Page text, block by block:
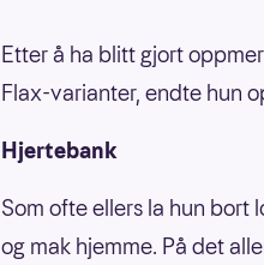
Etter å ha blitt gjort
Flax-varianter, endte hun
Hjertebank
Som ofte ellers la hun bort
og mak hjemme. På det